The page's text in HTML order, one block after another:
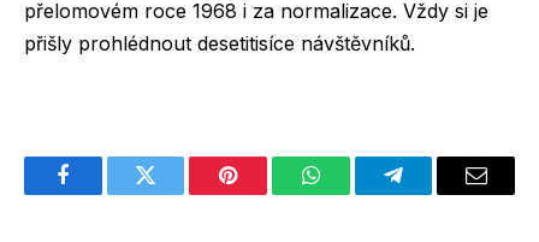
přelomovém roce 1968 i za normalizace. Vždy si je
přišly prohlédnout desetitisíce návštěvníků.
FacebookTwitter Pinterest WhatsAppTelegramEmail